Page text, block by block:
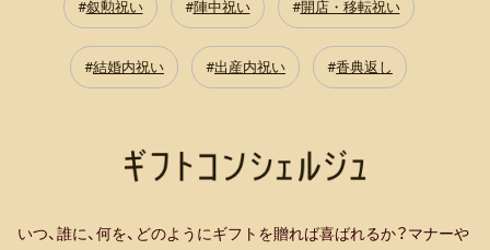
叙勲祝い 陣中祝い 開店・移転祝い
結婚内祝い 出産内祝い 香典返し
いつ、誰に、何を、どのようにギフトを贈れば喜ばれるか？マナーや